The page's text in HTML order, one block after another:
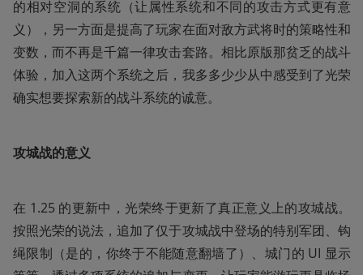
的相对空洞的系统（让属性系统和不同的攻击方式更有意
义），另一方面是提高了玩家在面对敌方武将时的策略性和
变数，而不再是千篇一律攻击套路。相比原版那贫乏的战斗
体验，加入这两个系统之后，我多多少少从中感受到了光荣
确实想要探索新的战斗系统的诚意。
攻城战的意义
在 1.25 的更新中，光荣终于更新了真正意义上的攻城战。
按照光荣的说法，追加了仅于攻城战中登场的特别军团、钩
绳限制（是的，你终于不能随意翻墙了）、城门的 UI 显示